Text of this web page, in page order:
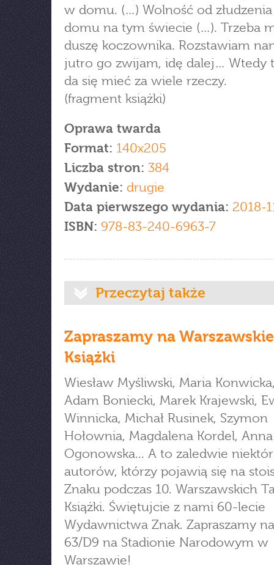
w domu. (…) Wolność od złudzenia
domu na tym świecie (…). Trzeba
duszę koczownika. Rozstawiam
jutro go zwijam, idę dalej… Wtedy
da się mieć za wiele rzeczy.
(fragment książki)
Oprawa twarda
Format: 140x205
Liczba stron: 384
Wydanie: drugie
Data pierwszego wydania: 2018-
ISBN: 978-83-240-6963-7
Przeczytaj także
Zapraszamy na
Książki
Wiesław Myśliwski, Maria
Adam Boniecki, Marek Krajewski,
Winnicka, Michał Rusinek, Szymon
Hołownia, Magdalena Kordel,
Ogonowska... A to zaledwie
autorów, którzy pojawią się na
Znaku podczas 10. Warszawskich
Książki. Świętujcie z nami 60-lecie
Wydawnictwa Znak. Zapraszamy
63/D9 na Stadionie Narodowym w
Warszawie!